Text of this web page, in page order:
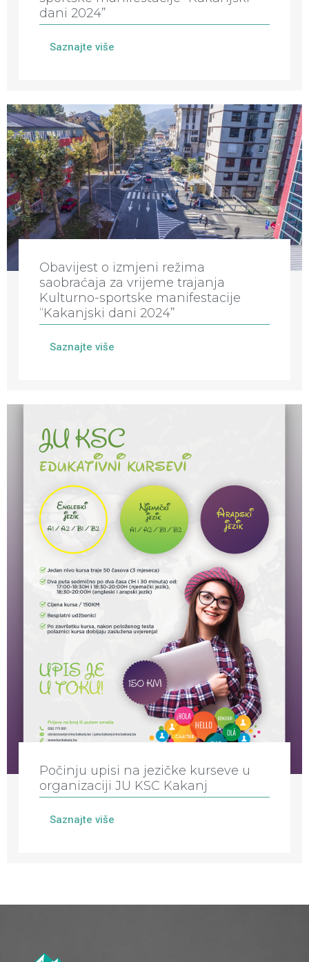
dani 2024”
Saznajte više
Obavijest o izmjeni režima
saobraćaja za vrijeme trajanja
Kulturno-sportske manifestacije
“Kakanjski dani 2024”
Saznajte više
Počinju upisi na jezičke kurseve u
organizaciji JU KSC Kakanj
Saznajte više